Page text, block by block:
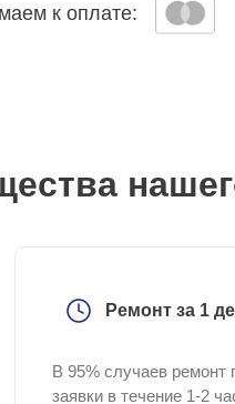
к оплате:
Ремонт за 1
В 95% случаев ремонт
заявки в течение 1-2